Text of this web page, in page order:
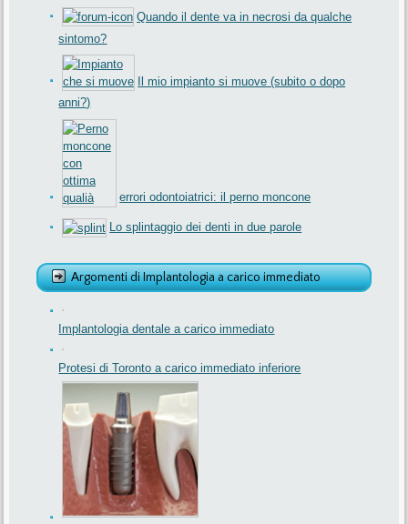
Quando il dente va in necrosi da qualche
sintomo?
Il mio impianto si muove (subito o dopo
anni?)
errori odontoiatrici: il perno moncone
Lo splintaggio dei denti in due parole
Argomenti di Implantologia a carico immediato
Implantologia dentale a carico immediato
Protesi di Toronto a carico immediato inferiore